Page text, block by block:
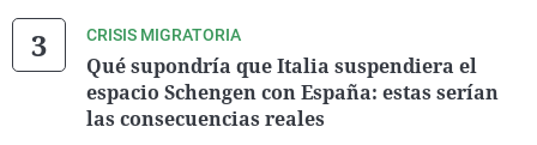
CRISIS MIGRATORIA
Qué supondría que Italia suspendiera el
espacio Schengen con España: estas serían
las consecuencias reales